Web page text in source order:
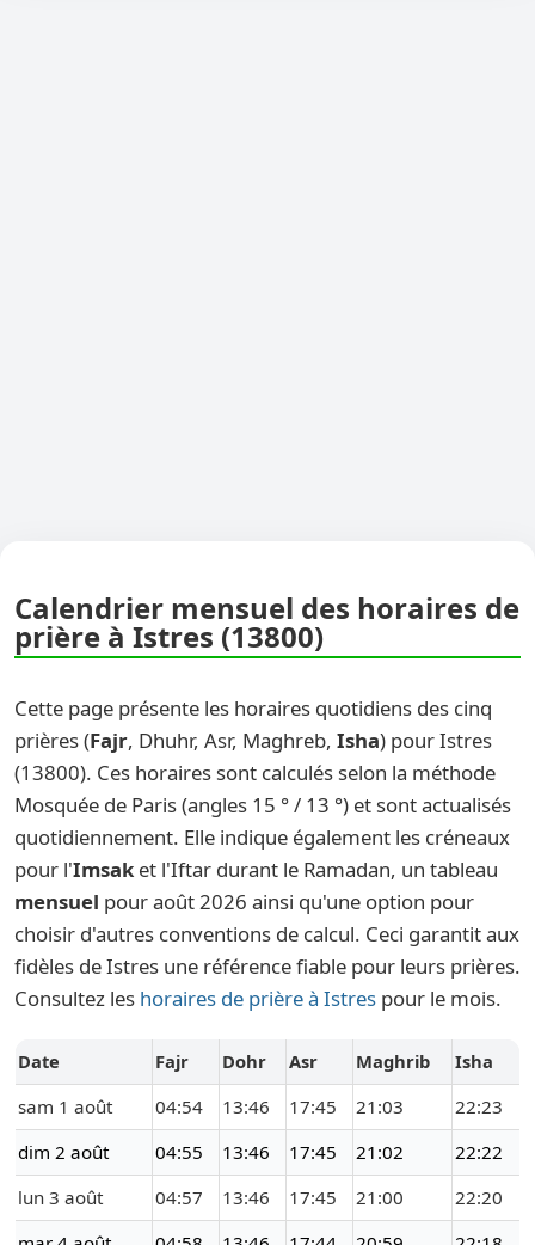
Calendrier mensuel des horaires de
prière à Istres (13800)
Cette page présente les horaires quotidiens des cinq
prières (Fajr, Dhuhr, Asr, Maghreb, Isha) pour Istres
(13800). Ces horaires sont calculés selon la méthode
Mosquée de Paris (angles 15 ° / 13 °) et sont actualisés
quotidiennement. Elle indique également les créneaux
pour l'Imsak et l'Iftar durant le Ramadan, un tableau
mensuel pour août 2026 ainsi qu'une option pour
choisir d'autres conventions de calcul. Ceci garantit aux
fidèles de Istres une référence fiable pour leurs prières.
Consultez les horaires de prière à Istres pour le mois.
Date Fajr Dohr Asr Maghrib
Isha
sam 1 août
04:54 13:46 17:45 21:03
22:23
dim 2 août
04:55 13:46 17:45 21:02
22:22
lun 3 août
04:57 13:46 17:45 21:00
22:20